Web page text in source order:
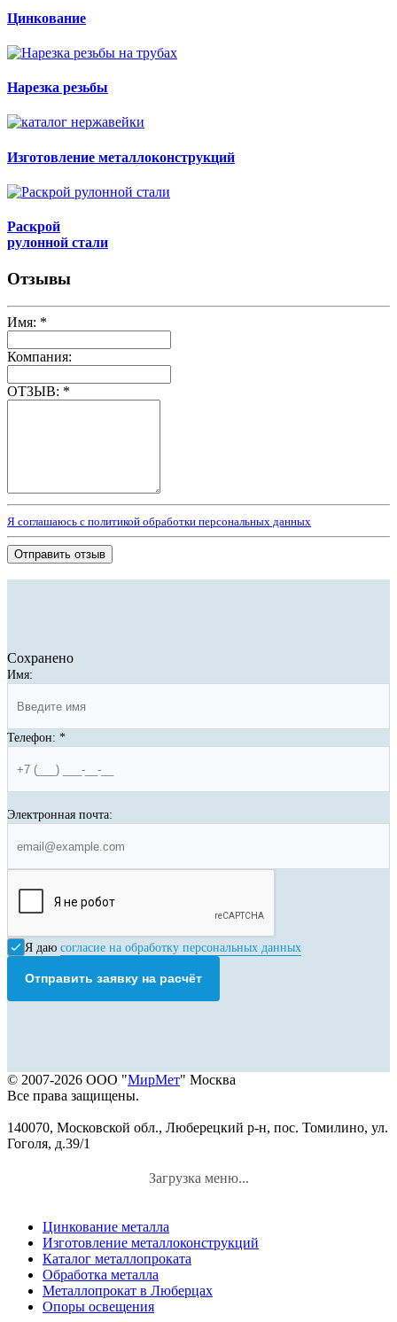
Цинкование
Нарезка резьбы
Изготовление металлоконструкций
Раскрой
рулонной стали
Отзывы
Имя: *
Компания:
ОТЗЫВ: *
Я соглашаюсь с политикой обработки персональных данных
Отправить отзыв
Сохранено
Имя:
Телефон: *
Электронная почта:
Я даю согласие на обработку персональных данных
Отправить заявку на расчёт
© 2007-2026 ООО "МирМет" Москва
Все права защищены.
140070, Московской обл., Люберецкий р-н, пос. Томилино, ул.
Гоголя, д.39/1
Загрузка меню...
Цинкование металла
Изготовление металлоконструкций
Каталог металлопроката
Обработка металла
Металлопрокат в Люберцах
Опоры освещения